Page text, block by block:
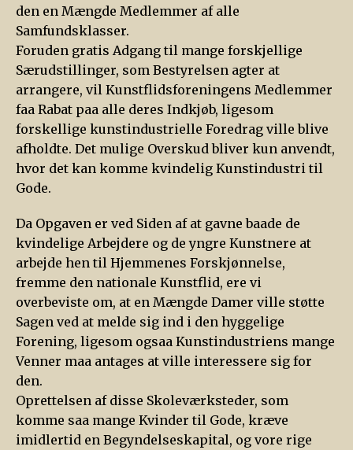
den en Mængde Medlemmer af alle
Samfundsklasser.
Foruden gratis Adgang til mange forskjellige
Særudstillinger, som Bestyrelsen agter at
arrangere, vil Kunstflidsforeningens Medlemmer
faa Rabat paa alle deres Indkjøb, ligesom
forskellige kunstindustrielle Foredrag ville blive
afholdte. Det mulige Overskud bliver kun anvendt,
hvor det kan komme kvindelig Kunstindustri til
Gode.
Da Opgaven er ved Siden af at gavne baade de
kvindelige Arbejdere og de yngre Kunstnere at
arbejde hen til Hjemmenes Forskjønnelse,
fremme den nationale Kunstflid, ere vi
overbeviste om, at en Mængde Damer ville støtte
Sagen ved at melde sig ind i den hyggelige
Forening, ligesom ogsaa Kunstindustriens mange
Venner maa antages at ville interessere sig for
den.
Oprettelsen af disse Skoleværksteder, som
komme saa mange Kvinder til Gode, kræve
imidlertid en Begyndelseskapital, og vore rige